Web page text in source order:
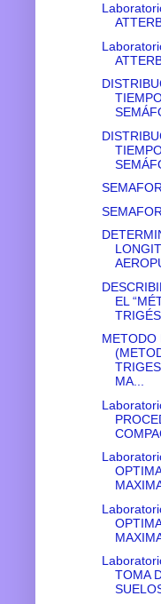
EL
METODO
MA...
TOMA